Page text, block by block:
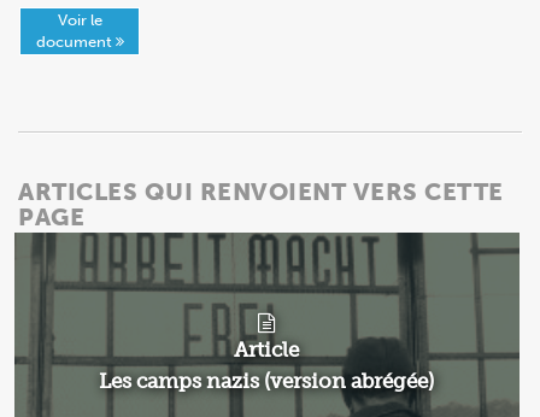
Voir le
document
ARTICLES QUI RENVOIENT VERS CETTE
PAGE
Article
Les camps nazis (version abrégée)